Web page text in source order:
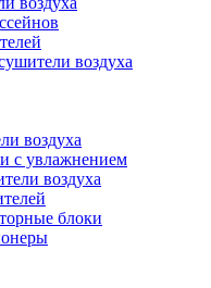
воздуха
воздуха
с увлажнением
воздуха
блоки